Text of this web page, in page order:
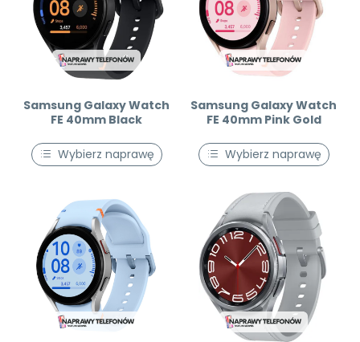
Samsung Galaxy Watch
FE 40mm Black
Wybierz naprawę
Samsung Galaxy Watch
FE 40mm Pink Gold
Wybierz naprawę